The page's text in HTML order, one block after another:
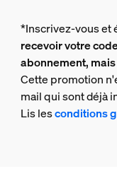
*Inscrivez-vous et
recevoir votre
abonnement,
Cette promotion
mail qui sont déjà
Lis lesconditions